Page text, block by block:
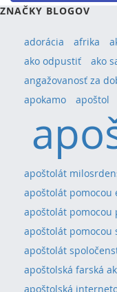
ZNAČKY BLOGOV
adorácia afrika
ako odpustiť
ako
angažovanosť za
apokamo
apoštol
apoštolát
apoštolát pomocou
apoštolát pomocou
apoštolát pomocou
apoštolát
apoštolská farská
apoštolská